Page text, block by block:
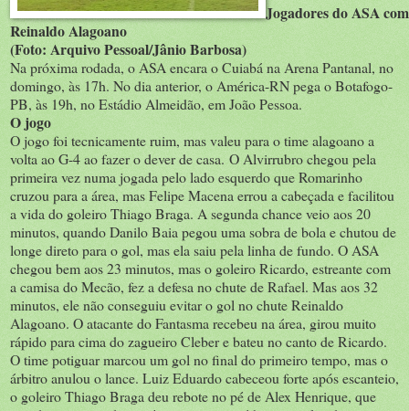
Jogadores do ASA
Reinaldo Alagoano
(Foto: Arquivo Pessoal/Jânio Barbosa)
Na próxima rodada, o ASA encara o Cuiabá na Arena Pantanal, no
domingo, às 17h. No dia anterior, o América-RN pega o Botafogo-
PB, às 19h, no Estádio Almeidão, em João Pessoa.
O jogo
O jogo foi tecnicamente ruim, mas valeu para o time alagoano a
volta ao G-4 ao fazer o dever de casa. O Alvirrubro chegou pela
primeira vez numa jogada pelo lado esquerdo que Romarinho
cruzou para a área, mas Felipe Macena errou a cabeçada e facilitou
a vida do goleiro Thiago Braga. A segunda chance veio aos 20
minutos, quando Danilo Baia pegou uma sobra de bola e chutou de
longe direto para o gol, mas ela saiu pela linha de fundo. O ASA
chegou bem aos 23 minutos, mas o goleiro Ricardo, estreante com
a camisa do Mecão, fez a defesa no chute de Rafael. Mas aos 32
minutos, ele não conseguiu evitar o gol no chute Reinaldo
Alagoano. O atacante do Fantasma recebeu na área, girou muito
rápido para cima do zagueiro Cleber e bateu no canto de Ricardo.
O time potiguar marcou um gol no final do primeiro tempo, mas o
árbitro anulou o lance. Luiz Eduardo cabeceou forte após escanteio,
o goleiro Thiago Braga deu rebote no pé de Alex Henrique, que